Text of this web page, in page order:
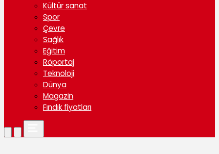
Kültür sanat
Spor
Çevre
Sağlık
Eğitim
Röportaj
Teknoloji
Dünya
Magazin
Fındık fiyatları